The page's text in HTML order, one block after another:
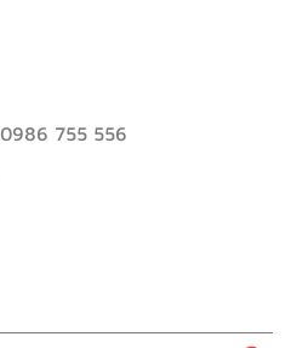
0986 755 556